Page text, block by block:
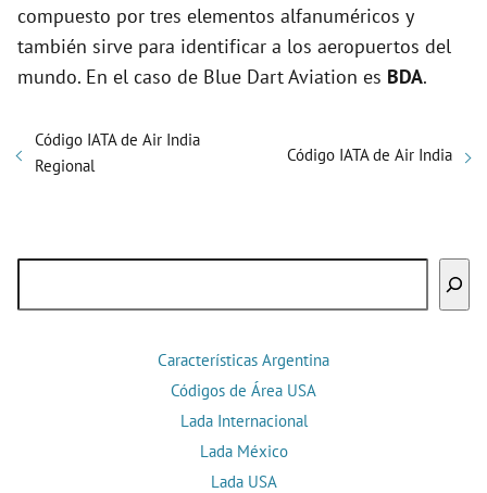
compuesto por tres elementos alfanuméricos y
también sirve para identificar a los aeropuertos del
mundo. En el caso de Blue Dart Aviation es BDA.
Código IATA de Air India
Regional
Código IATA de Air India
Características Argentina
Códigos de Área USA
Lada Internacional
Lada México
Lada USA